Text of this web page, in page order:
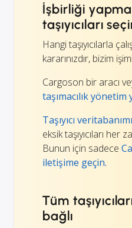
İşbirliği
taşıyıcıları
Hangi taşıyıcılarla
kararınızdır, bizim
Cargoson bir aracı
taşımacılık yönetim
Taşıyıcı
eksik taşıyıcıları her
Bunun için sadece
iletişime geçin.
Tüm
bağlı